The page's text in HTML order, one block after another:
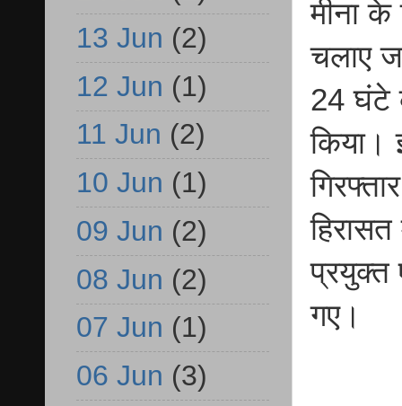
मीना
चलाए
24 घंटे
किया।
गए।
13 Jun (2)
12 Jun (1)
11 Jun (2)
10 Jun (1)
09 Jun (2)
08 Jun (2)
07 Jun (1)
06 Jun (3)